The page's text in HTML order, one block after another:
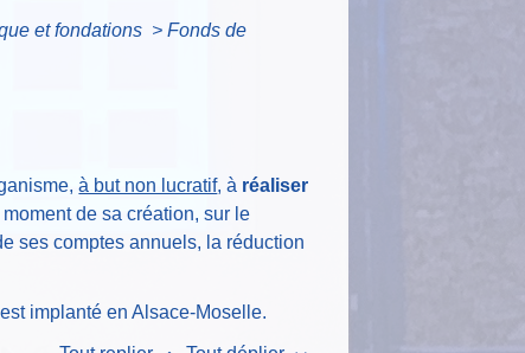
et fondations > Fonds de
à but non lucratif, à réaliser
de sa création, sur le
ses comptes annuels, la réduction
implanté en Alsace-Moselle.